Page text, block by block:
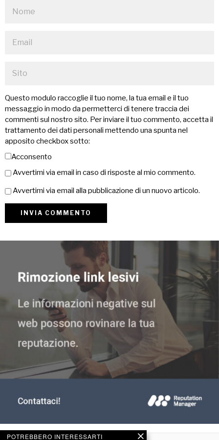
Questo modulo raccoglie il tuo nome, la tua email e il tuo
messaggio in modo da permetterci di tenere traccia dei
commenti sul nostro sito. Per inviare il tuo commento, accetta il
trattamento dei dati personali mettendo una spunta nel
apposito checkbox sotto:
Acconsento
Avvertimi via email in caso di risposte al mio commento.
Avvertimi via email alla pubblicazione di un nuovo articolo.
POTREBBERO INTERESSARTI